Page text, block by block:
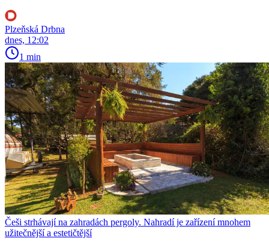
Plzeňská Drbna
dnes, 12:02
1 min
Češi strhávají na zahradách pergoly. Nahradí je zařízení mnohem
užitečnější a estetičtější